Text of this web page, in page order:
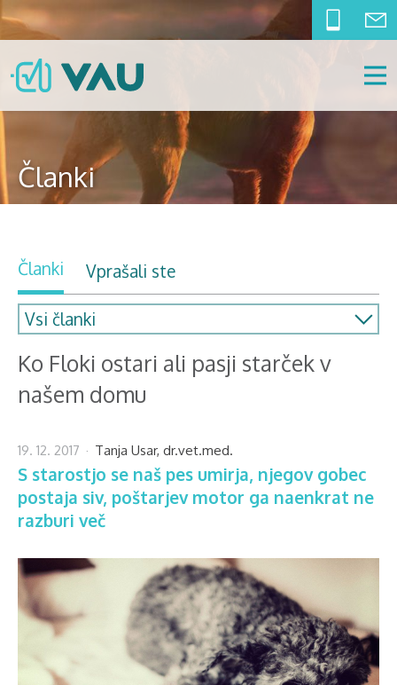
Članki
Članki Vprašali ste
Ko Floki ostari ali pasji starček v
našem domu
19. 12. 2017 Tanja Usar, dr.vet.med.
S starostjo se naš pes umirja, njegov gobec
postaja siv, poštarjev motor ga naenkrat ne
razburi več